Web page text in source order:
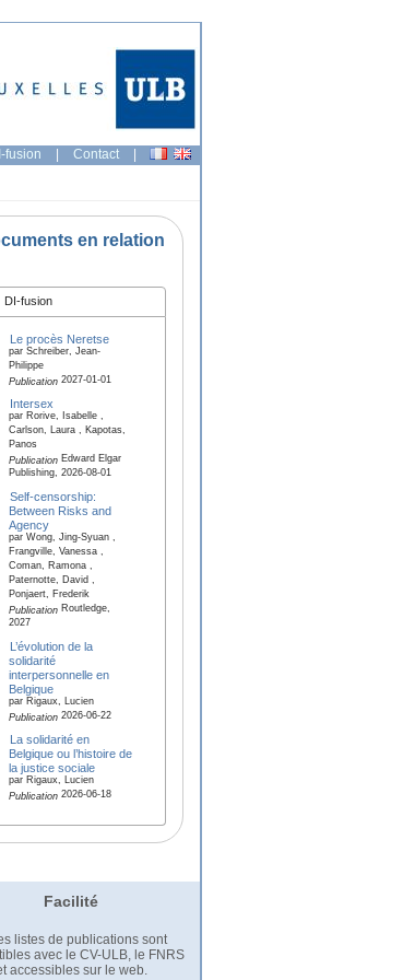
fusion | Contact |
en relation
DI-fusion
Le procès Neretse
par Schreiber, Jean-
Philippe
Publication2027-01-01
Intersex
par Rorive, Isabelle ,
Carlson, Laura , Kapotas,
Panos
PublicationEdward Elgar
Publishing, 2026-08-01
Self-censorship:
Between Risks and
Agency
par Wong, Jing-Syuan ,
Frangville, Vanessa ,
Coman, Ramona ,
Paternotte, David ,
Ponjaert, Frederik
PublicationRoutledge,
2027
L’évolution de la
solidarité
interpersonnelle en
Belgique
par Rigaux, Lucien
Publication2026-06-22
La solidarité en
Belgique ou l’histoire de
la justice sociale
par Rigaux, Lucien
Publication2026-06-18
Facilité
listes de publications sont
avec le CV-ULB, le FNRS
accessibles sur le web.